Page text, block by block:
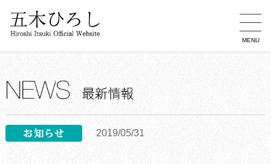
MENU
2019/05/31